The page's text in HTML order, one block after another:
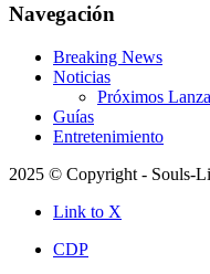
Navegación
Breaking News
Noticias
Próximos
Guías
Entretenimiento
2025 © Copyright - Souls-
Link to X
CDP